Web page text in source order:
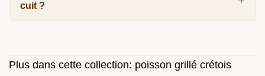
cuit ?
Plus dans cette collection: poisson grillé crétois